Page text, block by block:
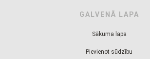
GALVENĀ LAPA
Sākuma lapa
Pievienot sūdzību